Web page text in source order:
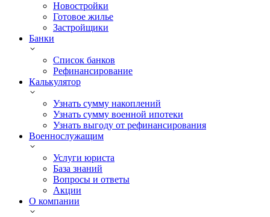
Новостройки
Готовое жилье
Застройщики
Банки
Список банков
Рефинансирование
Калькулятор
Узнать сумму накоплений
Узнать сумму военной ипотеки
Узнать выгоду от рефинансирования
Военнослужащим
Услуги юриста
База знаний
Вопросы и ответы
Акции
О компании